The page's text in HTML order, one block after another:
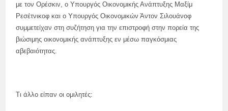
με τον Ορέσκιν, ο Υπουργός Οικονομικής Ανάπτυξης Μαξίμ
Ρεσέτνικοφ και ο Υπουργός Οικονομικών Άντον Σιλουάνοφ
συμμετείχαν στη συζήτηση για την επιστροφή στην πορεία της
βιώσιμης οικονομικής ανάπτυξης εν μέσω παγκόσμιας
αβεβαιότητας.
Τι άλλο είπαν οι ομιλητές: